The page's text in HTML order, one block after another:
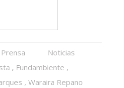
Prensa
Noticias
, Fundambiente ,
,Waraira Repano